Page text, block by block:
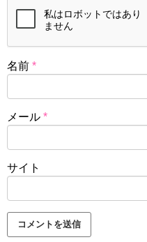
名前 *
メール *
サイト